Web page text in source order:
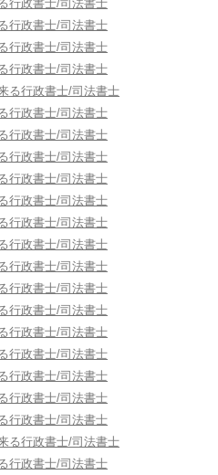
行政書士/司法書士
行政書士/司法書士
行政書士/司法書士
行政書士/司法書士
る行政書士/司法書士
行政書士/司法書士
行政書士/司法書士
行政書士/司法書士
行政書士/司法書士
行政書士/司法書士
行政書士/司法書士
行政書士/司法書士
行政書士/司法書士
行政書士/司法書士
行政書士/司法書士
行政書士/司法書士
行政書士/司法書士
行政書士/司法書士
行政書士/司法書士
行政書士/司法書士
る行政書士/司法書士
行政書士/司法書士